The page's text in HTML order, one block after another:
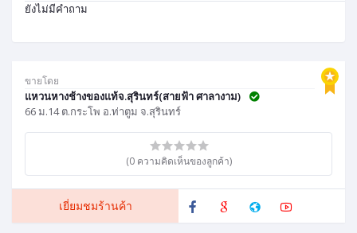
ขายโดย
แหวนหางช้างของแท้จ.สุรินทร์(สายฟ้า ศาลางาม)
66 ม.14 ต.กระโพ อ.ท่าตูม จ.สุรินทร์
(0 ความคิดเห็นของลูกค้า)
เยี่ยมชมร้านค้า
ยังไม่มีคำถาม